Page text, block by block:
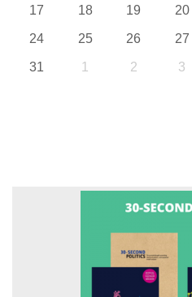
17 18 19 20
24 25 26 27
31 1 2 3